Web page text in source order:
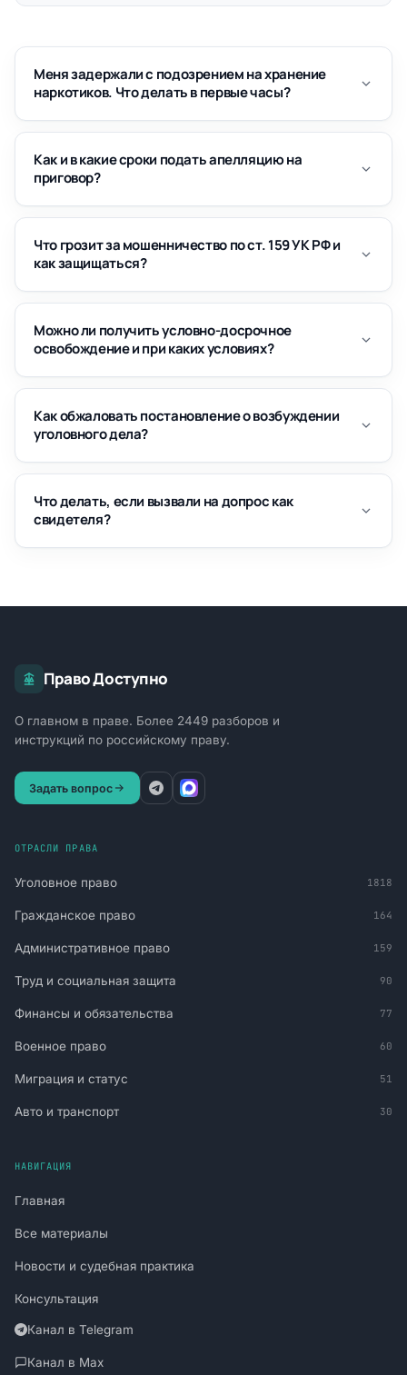
Меня задержали с подозрением на хранение
наркотиков. Что делать в первые часы?
Как и в какие сроки подать апелляцию на
приговор?
Что грозит за мошенничество по ст. 159 УК РФ и
как защищаться?
Можно ли получить условно-досрочное
освобождение и при каких условиях?
Как обжаловать постановление о возбуждении
уголовного дела?
Что делать, если вызвали на допрос как
свидетеля?
Право Доступно
О главном в праве. Более 2449 разборов и
инструкций по российскому праву.
Задать вопрос
ОТРАСЛИ ПРАВА
Уголовное право 1818
Гражданское право 164
Административное право 159
Труд и социальная защита 90
Финансы и обязательства 77
Военное право 60
Миграция и статус 51
Авто и транспорт 30
НАВИГАЦИЯ
Главная
Все материалы
Новости и судебная практика
Консультация
Канал в Telegram
Канал в Max